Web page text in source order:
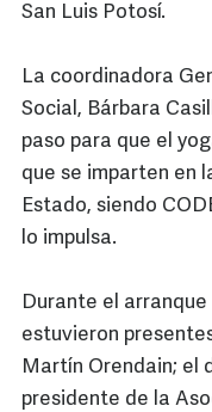
San Luis Potosí.
La coordinadora
Social, Bárbara
paso para que el
que se imparten en
Estado, siendo
lo impulsa.
Durante el
estuvieron
Martín Orendain; el
presidente de la